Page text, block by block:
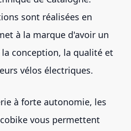
sont réalisées en
à la marque d'avoir un
conception, la qualité et
vélos électriques.
à forte autonomie, les
vous permettent